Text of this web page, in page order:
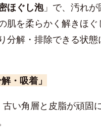
ほぐし泡」で、汚れが
肌を柔らかく解きほぐ
分解・排除できる状態
・吸着」
古い角層と皮脂が頑固